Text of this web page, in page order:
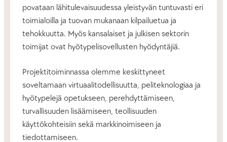
povataan lähitulevaisuudessa yleistyvän tuntuvasti eri
toimialoilla ja tuovan mukanaan kilpailuetua ja
tehokkuutta. Myös kansalaiset ja julkisen sektorin
toimijat ovat hyötypelisovellusten hyödyntäjiä.
Projektitoiminnassa olemme keskittyneet
soveltamaan virtuaalitodellisuutta, peliteknologiaa ja
hyötypelejä opetukseen, perehdyttämiseen,
turvallisuuden lisäämiseen, teollisuuden
käyttökohteisiin sekä markkinoimiseen ja
tiedottamiseen.